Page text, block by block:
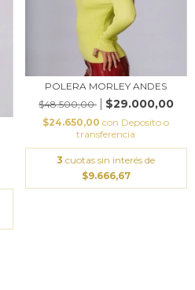
POLERA MORLEY ANDES
$48.500,00
$29.000,00
$24.650,00con Deposito o
transferencia
3 cuotas sin interés de
$9.666,67